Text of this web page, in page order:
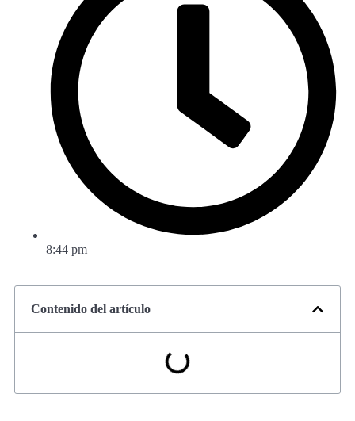
8:44 pm
Contenido del artículo